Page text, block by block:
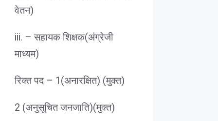
वेतन)
iii. – सहायक शिक्षक(अंग्रेजी
माध्यम)
रिक्त पद – 1(अनारक्षित) (मुक्त)
2 (अनुसूचित जनजाति)(मुक्त)